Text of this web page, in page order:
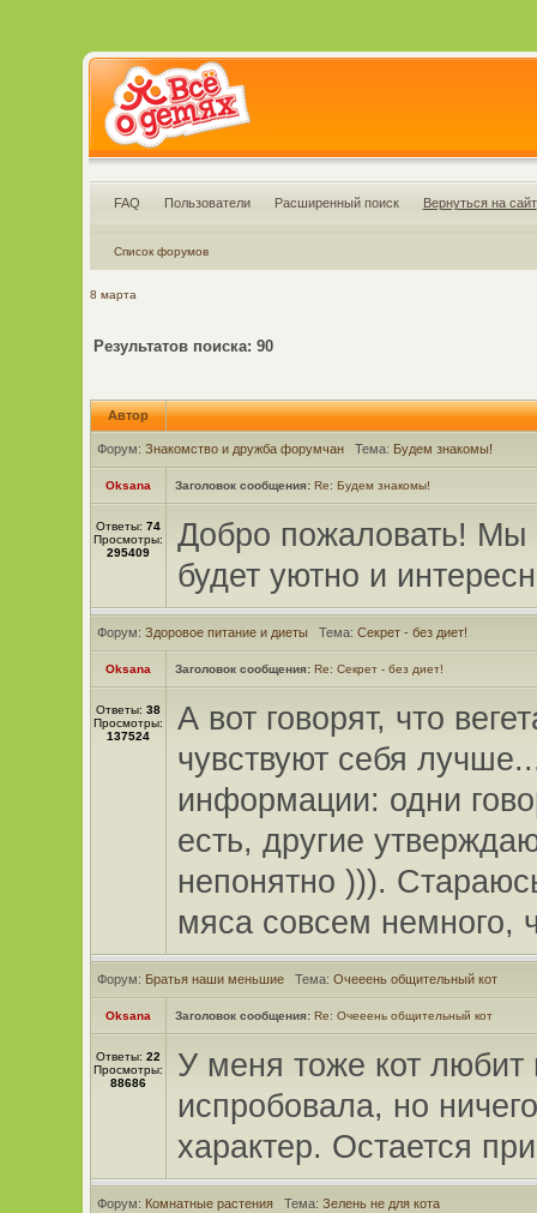
FAQ Пользователи Расширенный поиск Вернуться на сайт
Список форумов
8 марта
Результатов поиска: 90
Автор
Форум: Знакомство и дружба форумчанТема: Будем знакомы!
Oksana Заголовок сообщения: Re: Будем знакомы!
Ответы: 74
Просмотры:
295409
Добро пожаловать!
будет уютно и
Форум: Здоровое питание и диеты Тема: Секрет - без диет!
Oksana Заголовок сообщения: Re: Секрет - без диет!
Ответы: 38
Просмотры:
137524
А вот говорят, что
чувствуют себя
информации: одни
есть, другие
непонятно ))).
мяса совсем немного,
Форум: Братья наши меньшиеТема: Очееень общительный кот
Oksana Заголовок сообщения: Re: Очееень общительный кот
Ответы: 22
Просмотры:
88686
У меня тоже кот
испробовала, но
характер. Остается
Форум: Комнатные растенияТема: Зелень не для кота